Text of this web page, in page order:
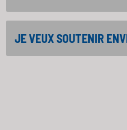
JE VEUX SOUTENIR